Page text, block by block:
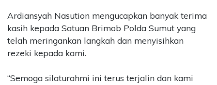
Ardiansyah Nasution mengucapkan banyak terima
kasih kepada Satuan Brimob Polda Sumut yang
telah meringankan langkah dan menyisihkan
rezeki kepada kami.
“Semoga silaturahmi ini terus terjalin dan kami